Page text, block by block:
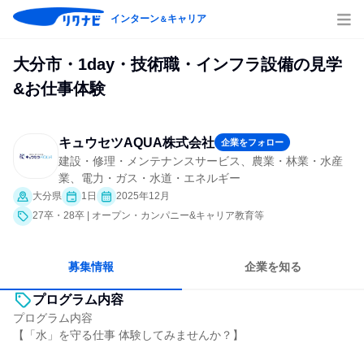
インターン＆キャリア
大分市・1day・技術職・インフラ設備の見学
&お仕事体験
キュウセツAQUA株式会社 企業をフォロー
建設・修理・メンテナンスサービス、農業・林業・水産
業、電力・ガス・水道・エネルギー
大分県 1日
2025年12月
27卒・28卒 | オープン・カンパニー&キャリア教育等
募集情報 企業を知る
プログラム内容
プログラム内容
【「水」を守る仕事 体験してみませんか？】